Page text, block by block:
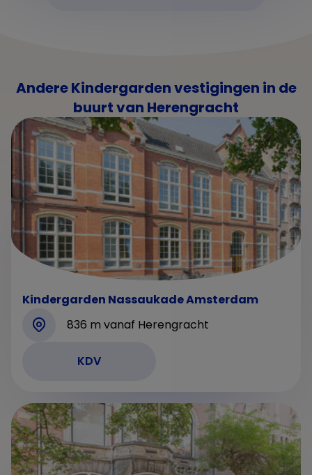
Andere Kindergarden vestigingen in de
buurt van Herengracht
Kindergarden Nassaukade Amsterdam
836 m vanaf Herengracht
KDV